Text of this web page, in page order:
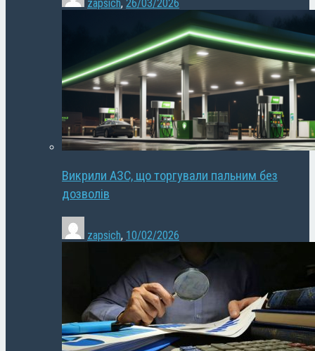
zapsich, 26/03/2026
Викрили АЗС, що торгували пальним без
дозволів
zapsich, 10/02/2026